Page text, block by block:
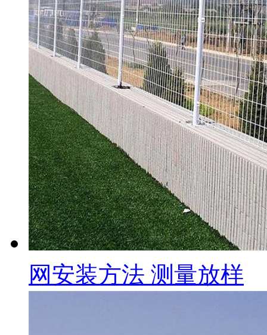
网安装方法 测量放样